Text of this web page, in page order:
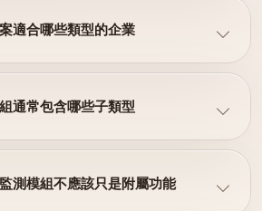
適合哪些類型的企業
通常包含哪些子類型
測模組不應該只是附屬功能